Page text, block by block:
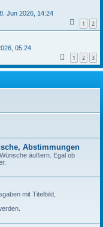
Jun 2026, 14:24
1 2
05:24
1 2 3
Abstimmungen
äußern. Egal ob
mit Titelbild,